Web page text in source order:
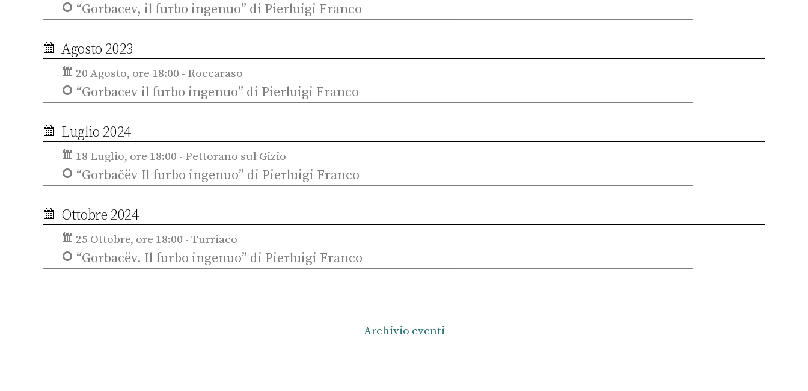
“Gorbacev, il furbo ingenuo” di Pierluigi Franco
Agosto 2023
20 Agosto, ore 18:00 - Roccaraso
“Gorbacev il furbo ingenuo” di Pierluigi Franco
Luglio 2024
18 Luglio, ore 18:00 - Pettorano sul Gizio
“Gorbačëv Il furbo ingenuo” di Pierluigi Franco
Ottobre 2024
25 Ottobre, ore 18:00 - Turriaco
“Gorbacëv. Il furbo ingenuo” di Pierluigi Franco
Archivio eventi